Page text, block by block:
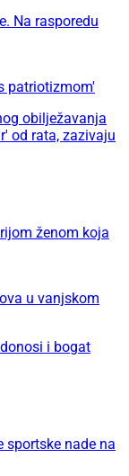
Na rasporedu
patriotizmom'
obilježavanja
od rata, zazivaju
ženom koja
u vanjskom
i bogat
sportske nade na